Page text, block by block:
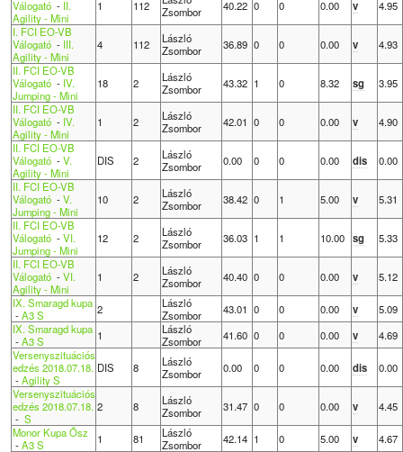
Válogató- II.
Agility - Mini
1 112
Zsombor
40.22 0 0 0.00 v
4.95
I. FCI EO-VB
Válogató- III.
Agility - Mini
4 112
László
Zsombor
36.89 0 0 0.00 v
4.93
II. FCI EO-VB
Válogató- IV.
Jumping - Mini
18 2
László
Zsombor
43.32 1 0 8.32 sg
3.95
II. FCI EO-VB
Válogató- IV.
Agility - Mini
1 2
László
Zsombor
42.01 0 0 0.00 v
4.90
II. FCI EO-VB
Válogató-V.
Agility - Mini
DIS 2
László
Zsombor
0.00 0 0 0.00 dis
0.00
II. FCI EO-VB
Válogató-V.
Jumping - Mini
10 2
László
Zsombor
38.42 0 1 5.00 v
5.31
II. FCI EO-VB
Válogató-VI.
Jumping - Mini
12 2
László
Zsombor
36.03 1 1 10.00 sg
5.33
II. FCI EO-VB
Válogató-VI.
Agility - Mini
1 2
László
Zsombor
40.40 0 0 0.00 v
5.12
IX. Smaragd kupa
-A3 S 2
László
Zsombor
43.01 0 0 0.00 v
5.09
IX. Smaragd kupa
-A3 S 1
László
Zsombor
41.60 0 0 0.00 v
4.69
Versenyszituációs
edzés 2018.07.18.
-Agility S
DIS 8
László
Zsombor
0.00 0 0 0.00 dis
0.00
Versenyszituációs
edzés 2018.07.18.
- S
2 8
László
Zsombor
31.47 0 0 0.00 v
4.45
Monor Kupa Ősz
-A3 S 1 81
László
Zsombor
42.14 1 0 5.00 v
4.67